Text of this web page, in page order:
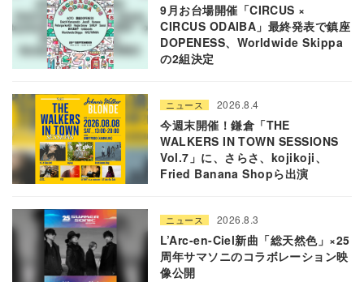
9月お台場開催「CIRCUS ×
CIRCUS ODAIBA」最終発表で鎮座
DOPENESS、Worldwide Skippa
の2組決定
ニュース 2026.8.4
今週末開催！鎌倉「THE
WALKERS IN TOWN SESSIONS
Vol.7」に、さらさ、kojikoji、
Fried Banana Shopら出演
ニュース 2026.8.3
L’Arc-en-Ciel新曲「総天然色」×25
周年サマソニのコラボレーション映
像公開